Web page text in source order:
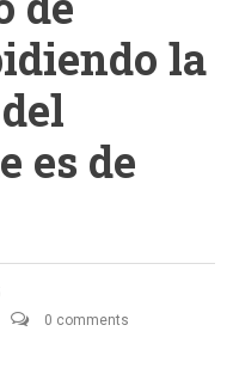
la
es de
0 comments